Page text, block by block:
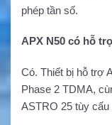
phép tần số.
APX N50 có hỗ
Có. Thiết bị hỗ trợ
Phase 2 TDMA,
ASTRO 25 tùy cấu